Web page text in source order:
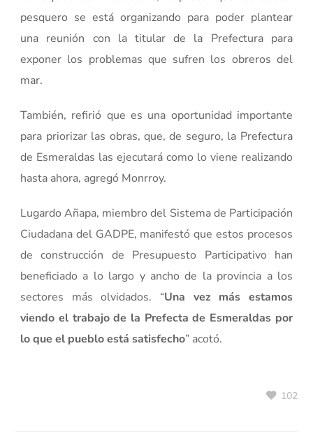
pesquero se está organizando para poder plantear
una reunión con la titular de la Prefectura para
exponer los problemas que sufren los obreros del
mar.
También, refirió que es una oportunidad importante
para priorizar las obras, que, de seguro, la Prefectura
de Esmeraldas las ejecutará como lo viene realizando
hasta ahora, agregó Monrroy.
Lugardo Añapa, miembro del Sistema de Participación
Ciudadana del GADPE, manifestó que estos procesos
de construcción de Presupuesto Participativo han
beneficiado a lo largo y ancho de la provincia a los
sectores más olvidados. “Una vez más estamos
viendo el trabajo de la Prefecta de Esmeraldas por
lo que el pueblo está satisfecho” acotó.
102